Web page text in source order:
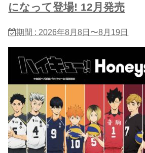
になって登場! 12月発売
期間 : 2026年8月8日〜8月19日